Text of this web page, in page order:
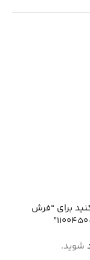
برای “فرش
شوید.